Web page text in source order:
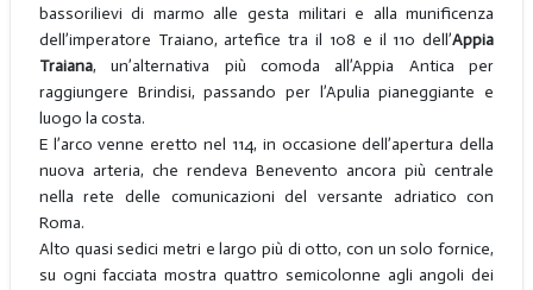
bassorilievi di marmo alle gesta militari e alla munificenza
dell’imperatore Traiano, artefice tra il 108 e il 110 dell’Appia
Traiana, un’alternativa più comoda all’Appia Antica per
raggiungere Brindisi, passando per l’Apulia pianeggiante e
luogo la costa.
E l’arco venne eretto nel 114, in occasione dell’apertura della
nuova arteria, che rendeva Benevento ancora più centrale
nella rete delle comunicazioni del versante adriatico con
Roma.
Alto quasi sedici metri e largo più di otto, con un solo fornice,
su ogni facciata mostra quattro semicolonne agli angoli dei